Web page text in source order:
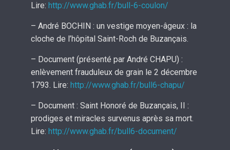
Lire: http://www.ghab.fr/bull-6-coulon/
– André BOCHIN : un vestige moyen-âgeux : la
cloche de l’hôpital Saint-Roch de Buzançais.
– Document (présenté par André CHAPU) :
enlèvement frauduleux de grain le 2 décembre
1793. Lire: http://www.ghab.fr/bull6-chapu/
– Document : Saint Honoré de Buzançais, II :
prodiges et miracles survenus après sa mort.
Lire: http://www.ghab.fr/bull6-document/